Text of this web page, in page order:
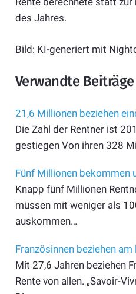
des Jahres.
Bild: KI-generiert mit
Verwandte Beiträge
21,6 Millionen beziehen
Die Zahl der Rentner ist
gestiegen Von ihren 328
Fünf Millionen bekommen
Knapp fünf Millionen
müssen mit weniger als
auskommen…
Französinnen beziehen
Mit 27,6 Jahren beziehen
Rente von allen. „Savoir-